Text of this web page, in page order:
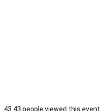
43 43 people viewed this event.